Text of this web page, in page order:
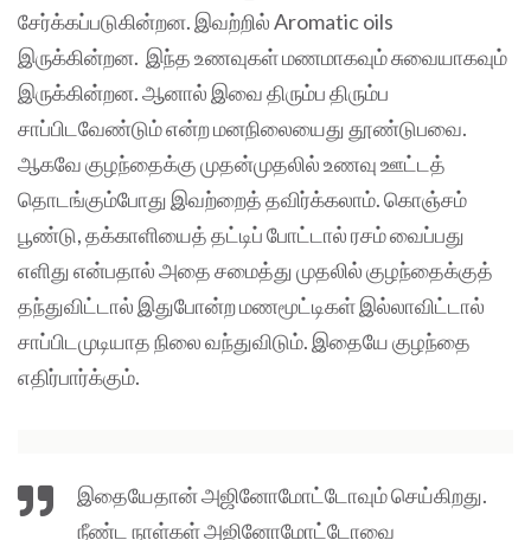
சேர்க்கப்படுகின்றன. இவற்றில் Aromatic oils
இருக்கின்றன. இந்த உணவுகள் மணமாகவும் சுவையாகவும்
இருக்கின்றன. ஆனால் இவை திரும்ப திரும்ப
சாப்பிடவேண்டும் என்ற மனநிலையைது தூண்டுபவை.
ஆகவே குழந்தைக்கு முதன்முதலில் உணவு ஊட்டத்
தொடங்கும்போது இவற்றைத் தவிர்க்கலாம். கொஞ்சம்
பூண்டு, தக்காளியைத் தட்டிப் போட்டால் ரசம் வைப்பது
எளிது என்பதால் அதை சமைத்து முதலில் குழந்தைக்குத்
தந்துவிட்டால் இதுபோன்ற மணமூட்டிகள் இல்லாவிட்டால்
சாப்பிடமுடியாத நிலை வந்துவிடும். இதையே குழந்தை
எதிர்பார்க்கும்.
இதையேதான் அஜினோமோட்டோவும் செய்கிறது.
நீண்ட நாள்கள் அஜினோமோட்டோவை